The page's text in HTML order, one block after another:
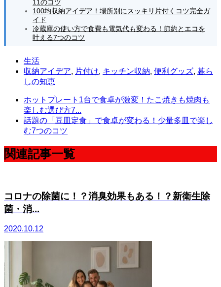
11のコツ
100均収納アイデア！場所別にスッキリ片付くコツ完全ガ
イド
冷蔵庫の使い方で食費も電気代も変わる！節約とエコを
叶える7つのコツ
生活
収納アイデア, 片付け, キッチン収納, 便利グッズ, 暮ら
しの知恵
ホットプレート1台で食卓が激変！たこ焼きも焼肉も
楽しむ選び方7...
話題の「豆皿定食」で食卓が変わる！少量多皿で楽し
む7つのコツ
関連記事一覧
コロナの除菌に！？消臭効果もある！？新衛生除
菌・消...
2020.10.12